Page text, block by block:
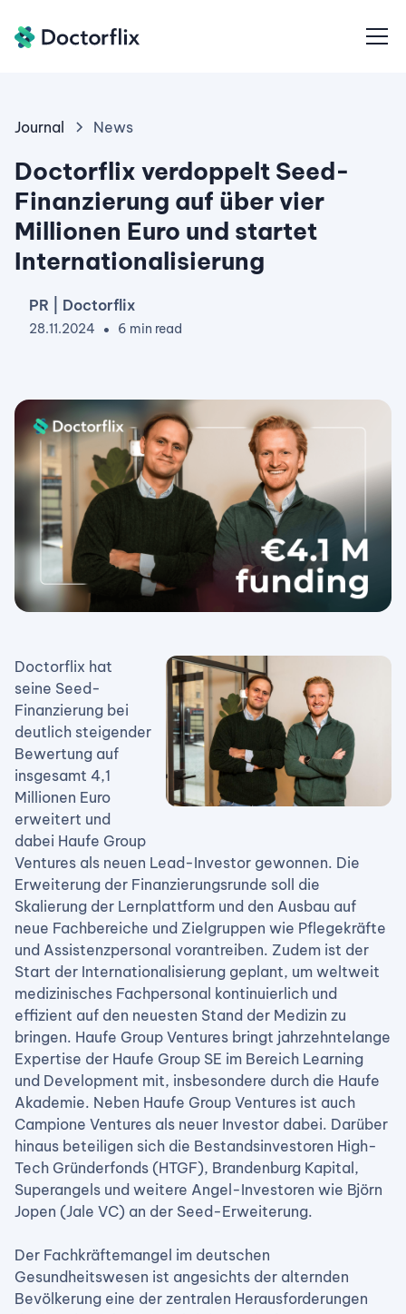
Journal News
Doctorflix verdoppelt Seed-
Finanzierung auf über vier
Millionen Euro und startet
Internationalisierung
PR | Doctorflix
28.11.2024 • 6 min read
Doctorflix hat
seine Seed-
Finanzierung bei
deutlich steigender
Bewertung auf
insgesamt 4,1
Millionen Euro
erweitert und
dabei Haufe Group
Ventures als neuen Lead-Investor gewonnen. Die
Erweiterung der Finanzierungsrunde soll die
Skalierung der Lernplattform und den Ausbau auf
neue Fachbereiche und Zielgruppen wie Pflegekräfte
und Assistenzpersonal vorantreiben. Zudem ist der
Start der Internationalisierung geplant, um weltweit
medizinisches Fachpersonal kontinuierlich und
effizient auf den neuesten Stand der Medizin zu
bringen. Haufe Group Ventures bringt jahrzehntelange
Expertise der Haufe Group SE im Bereich Learning
und Development mit, insbesondere durch die Haufe
Akademie. Neben Haufe Group Ventures ist auch
Campione Ventures als neuer Investor dabei. Darüber
hinaus beteiligen sich die Bestandsinvestoren High-
Tech Gründerfonds (HTGF), Brandenburg Kapital,
Superangels und weitere Angel-Investoren wie Björn
Jopen (Jale VC) an der Seed-Erweiterung.
Der Fachkräftemangel im deutschen
Gesundheitswesen ist angesichts der alternden
Bevölkerung eine der zentralen Herausforderungen